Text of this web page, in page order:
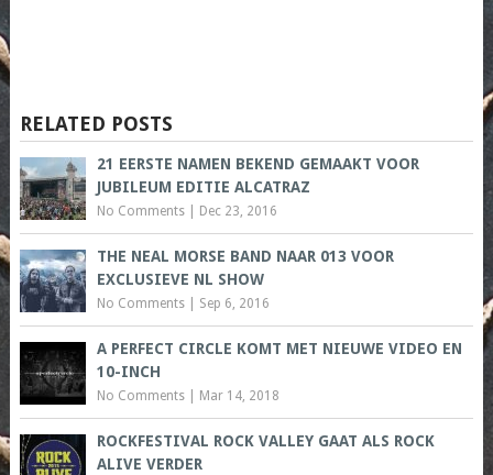
RELATED POSTS
21 EERSTE NAMEN BEKEND GEMAAKT VOOR
JUBILEUM EDITIE ALCATRAZ
No Comments| Dec 23, 2016
THE NEAL MORSE BAND NAAR 013 VOOR
EXCLUSIEVE NL SHOW
No Comments| Sep 6, 2016
A PERFECT CIRCLE KOMT MET NIEUWE VIDEO EN
10-INCH
No Comments| Mar 14, 2018
ROCKFESTIVAL ROCK VALLEY GAAT ALS ROCK
ALIVE VERDER